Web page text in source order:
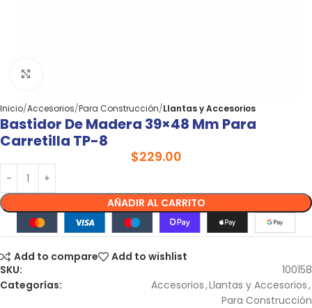
Inicio Accesorios Para Construcción Llantas y Accesorios
Bastidor De Madera 39×48 Mm Para
Carretilla TP-8
$229.00
AÑADIR AL CARRITO
Add to compare
Add to wishlist
SKU:
100158
Categorías:
Accesorios,Llantas y Accesorios,
Para Construcción